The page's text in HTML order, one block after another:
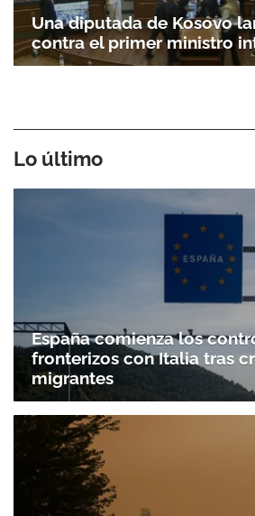
Una diputada de Kosovo
contra el primer ministro
Lo último
España comienza los
fronterizos con Italia tras
migrantes